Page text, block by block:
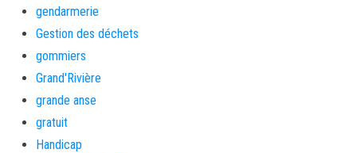
gendarmerie
Gestion des déchets
gommiers
Grand'Rivière
grande anse
gratuit
Handicap